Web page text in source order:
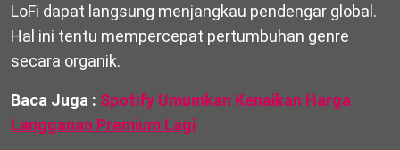
LoFi dapat langsung menjangkau pendengar global.
Hal ini tentu mempercepat pertumbuhan genre
secara organik.
Baca Juga : Spotify Umumkan Kenaikan Harga
Langganan Premium Lagi